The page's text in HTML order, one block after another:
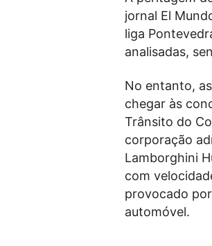
jornal El
liga
analisadas,
No entanto,
chegar às
Trânsito do
corporação
Lamborghini
com
provocado
automóvel.